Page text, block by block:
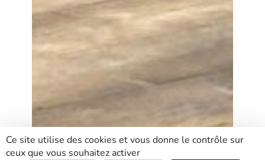
Ce site utilise des cookies et vous donne le contrôle sur
ceux que vous souhaitez activer